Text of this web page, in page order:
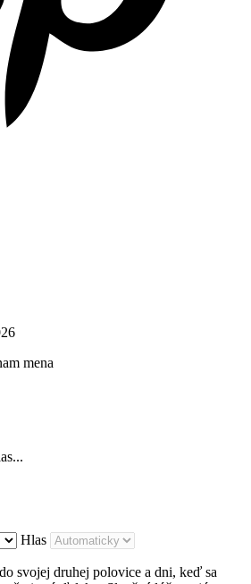
mena
Hlas
svojej druhej polovice a dni, keď sa